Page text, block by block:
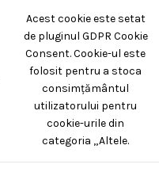
Acest cookie este setat
de pluginul GDPR Cookie
Consent. Cookie-ul este
folosit pentru a stoca
consimțământul
utilizatorului pentru
cookie-urile din
categoria „Altele.